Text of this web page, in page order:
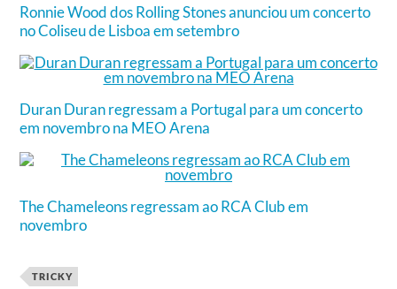
Ronnie Wood dos Rolling Stones anunciou um concerto
no Coliseu de Lisboa em setembro
Duran Duran regressam a Portugal para um concerto
em novembro na MEO Arena
The Chameleons regressam ao RCA Club em
novembro
TRICKY